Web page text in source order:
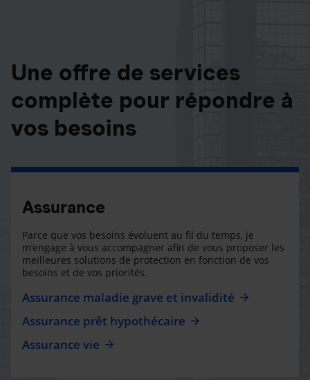
Une offre de services
complète pour répondre à
vos besoins
Assurance
Parce que vos besoins évoluent au fil du temps, je
m’engage à vous accompagner afin de vous proposer les
meilleures solutions de protection en fonction de vos
besoins et de vos priorités.
Assurance maladie grave et invalidité
Assurance prêt hypothécaire
Assurance vie